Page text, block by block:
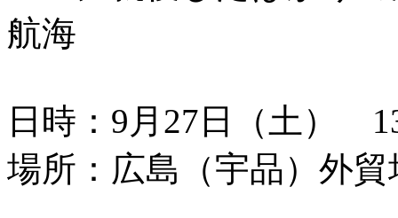
航海
日時：9月27日（土）
場所：広島（宇品）外